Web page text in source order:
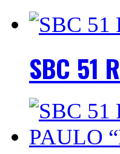
SBC 51